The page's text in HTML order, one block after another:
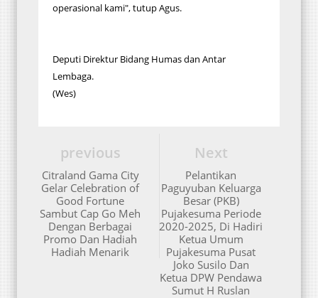
operasional kami", tutup Agus.
Deputi Direktur Bidang Humas dan Antar
Lembaga.
(Wes)
Next
Pelantikan
Paguyuban Keluarga
Besar (PKB)
Pujakesuma Periode
2020-2025, Di Hadiri
Ketua Umum
Pujakesuma Pusat
Joko Susilo Dan
Ketua DPW Pendawa
Sumut H Ruslan
previous
Citraland Gama City
Gelar Celebration of
Good Fortune
Sambut Cap Go Meh
Dengan Berbagai
Promo Dan Hadiah
Hadiah Menarik